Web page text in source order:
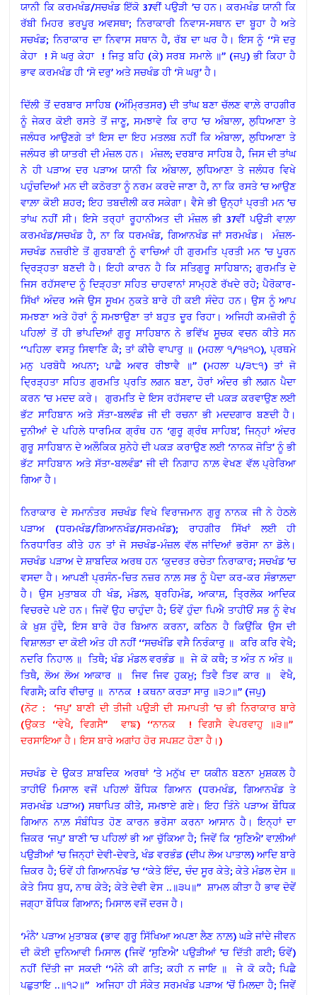
ਯਾਨੀ ਕਿ ਕਰਮਖੰਡ/ਸਚਖੰਡ ਇੱਕੋ 37ਵੀਂ ਪਉੜੀ ’ਚ ਹਨ। ਕਰਮਖੰਡ ਯਾਨੀ ਕਿ
ਰੱਬੀ ਮਿਹਰ ਭਰਪੂਰ ਅਵਸਥਾ; ਨਿਰਾਕਾਰੀ ਨਿਵਾਸ-ਸਥਾਨ ਦਾ ਬੂਹਾ ਹੈ ਅਤੇ
ਸਚਖੰਡ; ਨਿਰਾਕਾਰ ਦਾ ਨਿਵਾਸ ਸਥਾਨ ਹੈ, ਰੱਬ ਦਾ ਘਰ ਹੈ। ਇਸ ਨੂੰ ‘‘ਸੋ ਦਰੁ
ਕੇਹਾ ! ਸੋ ਘਰੁ ਕੇਹਾ ! ਜਿਤੁ ਬਹਿ (ਕੇ) ਸਰਬ ਸਮਾਲੇ ॥’’ (ਜਪੁ) ਭੀ ਕਿਹਾ ਹੈ
ਭਾਵ ਕਰਮਖੰਡ ਹੀ ‘ਸੋ ਦਰੁ’ ਅਤੇ ਸਚਖੰਡ ਹੀ ‘ਸੋ ਘਰੁ’ ਹੈ।
ਦਿੱਲੀ ਤੋਂ ਦਰਬਾਰ ਸਾਹਿਬ (ਅੰਮ੍ਰਿਤਸਰ) ਦੀ ਤਾਂਘ ਬਣਾ ਚੱਲਣ ਵਾਲ਼ੇ ਰਾਹਗੀਰ
ਨੂੰ ਜੇਕਰ ਕੋਈ ਰਸਤੇ ਤੋਂ ਜਾਣੂ, ਸਮਝਾਵੇ ਕਿ ਰਾਹ ’ਚ ਅੰਬਾਲਾ, ਲੁਧਿਆਣਾ ਤੇ
ਜਲੰਧਰ ਆਉਣਗੇ ਤਾਂ ਇਸ ਦਾ ਇਹ ਮਤਲਬ ਨਹੀਂ ਕਿ ਅੰਬਾਲਾ, ਲੁਧਿਆਣਾ ਤੇ
ਜਲੰਧਰ ਭੀ ਯਾਤਰੀ ਦੀ ਮੰਜ਼ਲ ਹਨ। ਮੰਜ਼ਲ; ਦਰਬਾਰ ਸਾਹਿਬ ਹੈ, ਜਿਸ ਦੀ ਤਾਂਘ
ਨੇ ਹੀ ਪੜਾਅ ਦਰ ਪੜਾਅ ਯਾਨੀ ਕਿ ਅੰਬਾਲਾ, ਲੁਧਿਆਣਾ ਤੇ ਜਲੰਧਰ ਵਿਖੇ
ਪਹੁੰਚਦਿਆਂ ਮਨ ਦੀ ਕਠੋਰਤਾ ਨੂੰ ਨਰਮ ਕਰਦੇ ਜਾਣਾ ਹੈ, ਨਾ ਕਿ ਰਸਤੇ ’ਚ ਆਉਣ
ਵਾਲ਼ਾ ਕੋਈ ਸ਼ਹਰ; ਇਹ ਤਬਦੀਲੀ ਕਰ ਸਕੇਗਾ। ਵੈਸੇ ਭੀ ਉਨ੍ਹਾਂ ਪ੍ਰਤੀ ਮਨ ’ਚ
ਤਾਂਘ ਨਹੀਂ ਸੀ। ਇਸੇ ਤਰ੍ਹਾਂ ਰੂਹਾਨੀਅਤ ਦੀ ਮੰਜ਼ਲ ਭੀ 37ਵੀਂ ਪਉੜੀ ਵਾਲ਼ਾ
ਕਰਮਖੰਡ/ਸਚਖੰਡ ਹੈ, ਨਾ ਕਿ ਧਰਮਖੰਡ, ਗਿਆਨਖੰਡ ਜਾਂ ਸਰਮਖੰਡ। ਮੰਜ਼ਲ-
ਸਚਖੰਡ ਨਜ਼ਰੀਏ ਤੋਂ ਗੁਰਬਾਣੀ ਨੂੰ ਵਾਚਿਆਂ ਹੀ ਗੁਰਮਤਿ ਪ੍ਰਤੀ ਮਨ ’ਚ ਪੂਰਨ
ਦ੍ਰਿੜ੍ਹਤਾ ਬਣਦੀ ਹੈ। ਇਹੀ ਕਾਰਨ ਹੈ ਕਿ ਸਤਿਗੁਰੂ ਸਾਹਿਬਾਨ; ਗੁਰਮਤਿ ਦੇ
ਜਿਸ ਰਹੱਸਵਾਦ ਨੂੰ ਦਿੜ੍ਹਤਾ ਸਹਿਤ ਚਾਹਵਾਨਾਂ ਸਾਮ੍ਹਣੇ ਰੱਖਦੇ ਰਹੇ; ਪੈਰੋਕਾਰ-
ਸਿੱਖਾਂ ਅੰਦਰ ਅਜੇ ਉਸ ਸੂਖਮ ਨੁਕਤੇ ਬਾਰੇ ਹੀ ਕਈ ਸੰਦੇਹ ਹਨ। ਉਸ ਨੂੰ ਆਪ
ਸਮਝਣਾ ਅਤੇ ਹੋਰਾਂ ਨੂੰ ਸਮਝਾਉਣਾ ਤਾਂ ਬਹੁਤ ਦੂਰ ਰਿਹਾ। ਅਜਿਹੀ ਕਮਜ਼ੋਰੀ ਨੂੰ
ਪਹਿਲਾਂ ਤੋਂ ਹੀ ਭਾਂਪਦਿਆਂ ਗੁਰੂ ਸਾਹਿਬਾਨ ਨੇ ਭਵਿੱਖ ਸੂਚਕ ਵਚਨ ਕੀਤੇ ਸਨ
‘‘ਪਹਿਲਾ ਵਸਤੁ ਸਿਞਾਣਿ ਕੈ; ਤਾਂ ਕੀਚੈ ਵਾਪਾਰੁ ॥ (ਮਹਲਾ ੧/੧੪੧੦), ਪ੍ਰਥਮੇ
ਮਨੁ ਪਰਬੋਧੈ ਅਪਨਾ; ਪਾਛੈ ਅਵਰ ਰੀਝਾਵੈ ॥’’ (ਮਹਲਾ ੫/੩੮੧) ਤਾਂ ਜੋ
ਦ੍ਰਿੜ੍ਹਤਾ ਸਹਿਤ ਗੁਰਮਤਿ ਪ੍ਰਤਿ ਲਗਨ ਬਣਾ, ਹੋਰਾਂ ਅੰਦਰ ਭੀ ਲਗਨ ਪੈਦਾ
ਕਰਨ ’ਚ ਮਦਦ ਕਰੇ। ਗੁਰਮਤਿ ਦੇ ਇਸ ਰਹੱਸਵਾਦ ਦੀ ਪਕੜ ਕਰਵਾਉਣ ਲਈ
ਭੱਟ ਸਾਹਿਬਾਨ ਅਤੇ ਸੱਤਾ-ਬਲਵੰਡ ਜੀ ਦੀ ਰਚਨਾ ਭੀ ਮਦਦਗਾਰ ਬਣਦੀ ਹੈ।
ਦੁਨੀਆਂ ਦੇ ਪਹਿਲੇ ਧਾਰਮਿਕ ਗ੍ਰੰਥ ਹਨ ‘ਗੁਰੂ ਗ੍ਰੰਥ ਸਾਹਿਬ’, ਜਿਨ੍ਹਾਂ ਅੰਦਰ
ਗੁਰੂ ਸਾਹਿਬਾਨ ਦੇ ਅਲੌਕਿਕ ਸੁਨੇਹੇ ਦੀ ਪਕੜ ਕਰਾਉਣ ਲਈ ‘ਨਾਨਕ ਜੋਤਿ’ ਨੂੰ ਭੀ
ਭੱਟ ਸਾਹਿਬਾਨ ਅਤੇ ਸੱਤਾ-ਬਲਵੰਡ’ ਜੀ ਦੀ ਨਿਗਾਹ ਨਾਲ਼ ਵੇਖਣ ਵੱਲ ਪ੍ਰੇਰਿਆ
ਗਿਆ ਹੈ।
ਨਿਰਾਕਾਰ ਦੇ ਸਮਾਨੰਤਰ ਸਚਖੰਡ ਵਿਖੇ ਵਿਰਾਜਮਾਨ ਗੁਰੂ ਨਾਨਕ ਜੀ ਨੇ ਹੇਠਲੇ
ਪੜਾਅ (ਧਰਮਖੰਡ/ਗਿਆਨਖੰਡ/ਸਰਮਖੰਡ); ਰਾਹਗੀਰ ਸਿੱਖਾਂ ਲਈ ਹੀ
ਨਿਰਧਾਰਿਤ ਕੀਤੇ ਹਨ ਤਾਂ ਜੋ ਸਚਖੰਡ-ਮੰਜ਼ਲ ਵੱਲ ਜਾਂਦਿਆਂ ਭਰੋਸਾ ਨਾ ਡੋਲੇ।
ਸਚਖੰਡ ਪੜਾਅ ਦੇ ਸ਼ਾਬਦਿਕ ਅਰਥ ਹਨ ‘ਕੁਦਰਤ ਰਚੇਤਾ ਨਿਰਾਕਾਰ; ਸਚਖੰਡ ’ਚ
ਵਸਦਾ ਹੈ। ਆਪਣੀ ਪ੍ਰਸੰਨ-ਚਿਤ ਨਜ਼ਰ ਨਾਲ਼ ਸਭ ਨੂੰ ਪੈਦਾ ਕਰ-ਕਰ ਸੰਭਾਲ਼ਦਾ
ਹੈ। ਉਸ ਮੁਤਾਬਕ ਹੀ ਖੰਡ, ਮੰਡਲ, ਬ੍ਰਹਿਮੰਡ, ਆਕਾਸ਼, ਤ੍ਰਿਲੋਕ ਆਦਿਕ
ਵਿਚਰਦੇ ਪਏ ਹਨ। ਜਿਵੇਂ ਉਹ ਚਾਹੁੰਦਾ ਹੈ; ਓਵੇਂ ਹੁੰਦਾ ਪਿਐ ਤਾਹੀਓਂ ਸਭ ਨੂੰ ਵੇਖ
ਕੇ ਖ਼ੁਸ਼ ਹੁੰਦੈ, ਇਸ ਬਾਰੇ ਹੋਰ ਬਿਆਨ ਕਰਨਾ, ਕਠਿਨ ਹੈ ਕਿਉਂਕਿ ਉਸ ਦੀ
ਵਿਸ਼ਾਲਤਾ ਦਾ ਕੋਈ ਅੰਤ ਹੀ ਨਹੀਂ ‘‘ਸਚਖੰਡਿ ਵਸੈ ਨਿਰੰਕਾਰੁ ॥ ਕਰਿ ਕਰਿ ਵੇਖੈ;
ਨਦਰਿ ਨਿਹਾਲ ॥ ਤਿਥੈ; ਖੰਡ ਮੰਡਲ ਵਰਭੰਡ ॥ ਜੇ ਕੋ ਕਥੈ; ਤ ਅੰਤ ਨ ਅੰਤ ॥
ਤਿਥੈ, ਲੋਅ ਲੋਅ ਆਕਾਰ ॥ ਜਿਵ ਜਿਵ ਹੁਕਮੁ; ਤਿਵੈ ਤਿਵ ਕਾਰ ॥ ਵੇਖੈ,
ਵਿਗਸੈ; ਕਰਿ ਵੀਚਾਰੁ ॥ ਨਾਨਕ ! ਕਥਨਾ ਕਰੜਾ ਸਾਰੁ ॥੩੭॥’’ (ਜਪੁ)
(ਨੋਟ : ‘ਜਪੁ’ ਬਾਣੀ ਦੀ ਤੀਜੀ ਪਉੜੀ ਦੀ ਸਮਾਪਤੀ ’ਚ ਭੀ ਨਿਰਾਕਾਰ ਬਾਰੇ
(ਉਕਤ ‘‘ਵੇਖੈ, ਵਿਗਸੈ’’ ਵਾਙ) ‘‘ਨਾਨਕ ! ਵਿਗਸੈ ਵੇਪਰਵਾਹੁ ॥੩॥’’
ਦਰਸਾਇਆ ਹੈ। ਇਸ ਬਾਰੇ ਅਗਾਂਹ ਹੋਰ ਸਪਸ਼ਟ ਹੋਣਾ ਹੈ।)
ਸਚਖੰਡ ਦੇ ਉਕਤ ਸ਼ਾਬਦਿਕ ਅਰਥਾਂ ’ਤੇ ਮਨੁੱਖ ਦਾ ਯਕੀਨ ਬਣਨਾ ਮੁਸ਼ਕਲ ਹੈ
ਤਾਹੀਓਂ ਮਿਸਾਲ ਵਜੋਂ ਪਹਿਲਾਂ ਬੌਧਿਕ ਗਿਆਨ (ਧਰਮਖੰਡ, ਗਿਆਨਖੰਡ ਤੇ
ਸਰਮਖੰਡ ਪੜਾਅ) ਸਥਾਪਿਤ ਕੀਤੇ, ਸਮਝਾਏ ਗਏ। ਇਹ ਤਿੰਨੇ ਪੜਾਅ ਬੌਧਿਕ
ਗਿਆਨ ਨਾਲ਼ ਸੰਬੰਧਿਤ ਹੋਣ ਕਾਰਨ ਭਰੋਸਾ ਕਰਨਾ ਆਸਾਨ ਹੈ। ਇਨ੍ਹਾਂ ਦਾ
ਜ਼ਿਕਰ ‘ਜਪੁ’ ਬਾਣੀ ’ਚ ਪਹਿਲਾਂ ਭੀ ਆ ਚੁੱਕਿਆ ਹੈ; ਜਿਵੇਂ ਕਿ ‘ਸੁਣਿਐ’ ਵਾਲ਼ੀਆਂ
ਪਉੜੀਆਂ ’ਚ ਜਿਨ੍ਹਾਂ ਦੇਵੀ-ਦੇਵਤੇ, ਖੰਡ ਵਰਭੰਡ (ਦੀਪ ਲੋਅ ਪਾਤਾਲ) ਆਦਿ ਬਾਰੇ
ਜ਼ਿਕਰ ਹੈ; ਓਵੇਂ ਹੀ ਗਿਆਨਖੰਡ ’ਚ ‘‘ਕੇਤੇ ਇੰਦ, ਚੰਦ ਸੂਰ ਕੇਤੇ; ਕੇਤੇ ਮੰਡਲ ਦੇਸ ॥
ਕੇਤੇ ਸਿਧ ਬੁਧ, ਨਾਥ ਕੇਤੇ; ਕੇਤੇ ਦੇਵੀ ਵੇਸ ..॥੩੫॥’’ ਸ਼ਾਮਲ ਕੀਤਾ ਹੈ ਭਾਵ ਦੋਵੇਂ
ਜਗ੍ਹਾ ਬੌਧਿਕ ਗਿਆਨ; ਮਿਸਾਲ ਵਜੋਂ ਦਰਜ ਹੈ।
‘ਮੰਨੈ’ ਪੜਾਅ ਮੁਤਾਬਕ (ਭਾਵ ਗੁਰੂ ਸਿੱਖਿਆ ਅਪਣਾ ਲੈਣ ਨਾਲ਼) ਘੜੇ ਜਾਂਦੇ ਜੀਵਨ
ਦੀ ਕੋਈ ਦੁਨਿਆਵੀ ਮਿਸਾਲ (ਜਿਵੇਂ ‘ਸੁਣਿਐ’ ਪਉੜੀਆਂ ’ਚ ਦਿੱਤੀ ਗਈ; ਓਵੇਂ)
ਨਹੀਂ ਦਿੱਤੀ ਜਾ ਸਕਦੀ ‘‘ਮੰਨੇ ਕੀ ਗਤਿ; ਕਹੀ ਨ ਜਾਇ ॥ ਜੇ ਕੋ ਕਹੈ; ਪਿਛੈ
ਪਛੁਤਾਇ ..॥੧੨॥’’ ਅਜਿਹਾ ਹੀ ਸੰਕੇਤ ਸਰਮਖੰਡ ਪੜਾਅ ’ਚੋਂ ਮਿਲਦਾ ਹੈ; ਜਿਵੇਂ